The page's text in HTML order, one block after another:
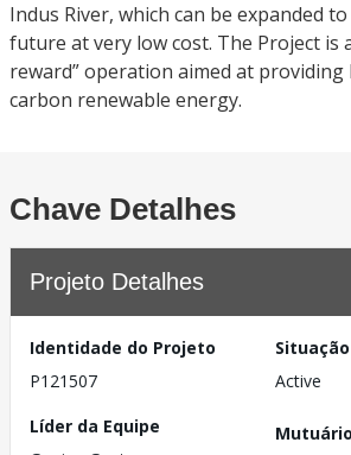
Indus River, which can be expanded
future at very low cost. The Project is
reward” operation aimed at providing
carbon renewable energy.
Chave Detalhes
Projeto Detalhes
Identidade do Projeto
P121507
Situação
Active
Líder da Equipe
Mutuário